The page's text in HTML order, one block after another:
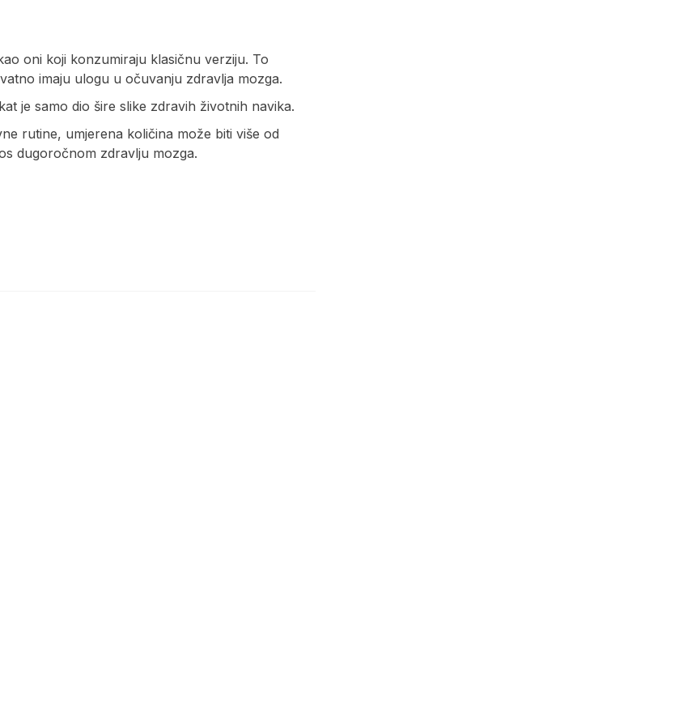
oni koji konzumiraju klasičnu verziju. To
imaju ulogu u očuvanju zdravlja mozga.
je samo dio šire slike zdravih životnih navika.
rutine, umjerena količina može biti više od
dugoročnom zdravlju mozga.